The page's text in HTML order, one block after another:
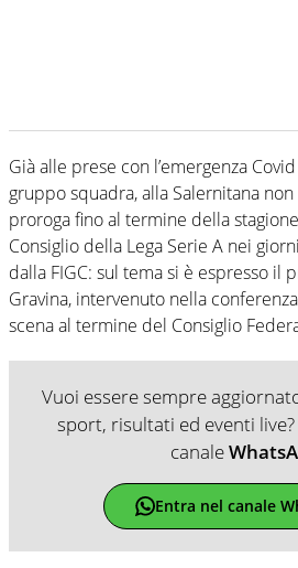
Già alle prese con l’emergenza
gruppo squadra, alla Salernitana
proroga fino al termine della
Consiglio della Lega Serie A nei
dalla FIGC: sul tema si è espresso il
Gravina, intervenuto nella
scena al termine del Consiglio
Vuoi essere sempre
sport, risultati ed eventi
canale
Entra nel canale